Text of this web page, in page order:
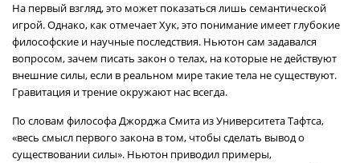
На первый взгляд, это может показаться лишь семантической
игрой. Однако, как отмечает Хук, это понимание имеет глубокие
философские и научные последствия. Ньютон сам задавался
вопросом, зачем писать закон о телах, на которые не действуют
внешние силы, если в реальном мире такие тела не существуют.
Гравитация и трение окружают нас всегда.
По словам философа Джорджа Смита из Университета Тафтса,
«весь смысл первого закона в том, чтобы сделать вывод о
существовании силы». Ньютон приводил примеры,